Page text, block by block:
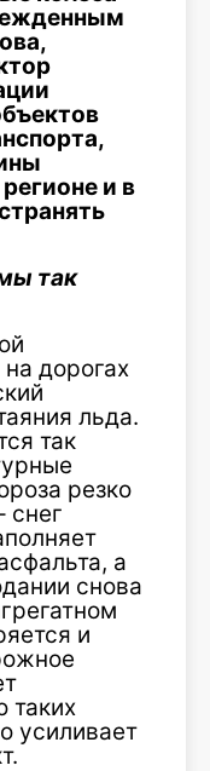
и в
так
дорогах
льда.
так
резко
снег
а
снова
и
таких
усиливает